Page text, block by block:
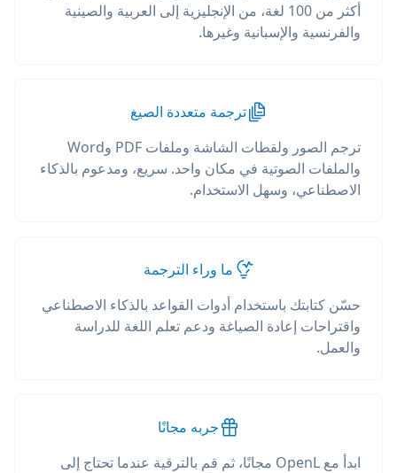
أكثر من 100 لغة، من الإنجليزية إلى العربية والصينية
والفرنسية والإسبانية وغيرها.
ترجمة متعددة الصيغ
ترجم الصور ولقطات الشاشة وملفات PDF وWord
والملفات الصوتية في مكان واحد. سريع، ومدعوم بالذكاء
الاصطناعي، وسهل الاستخدام.
ما وراء الترجمة
حسّن كتابتك باستخدام أدوات القواعد بالذكاء الاصطناعي
واقتراحات إعادة الصياغة ودعم تعلم اللغة للدراسة
والعمل.
جربه مجانًا
ابدأ مع OpenL مجانًا، ثم قم بالترقية عندما تحتاج إلى